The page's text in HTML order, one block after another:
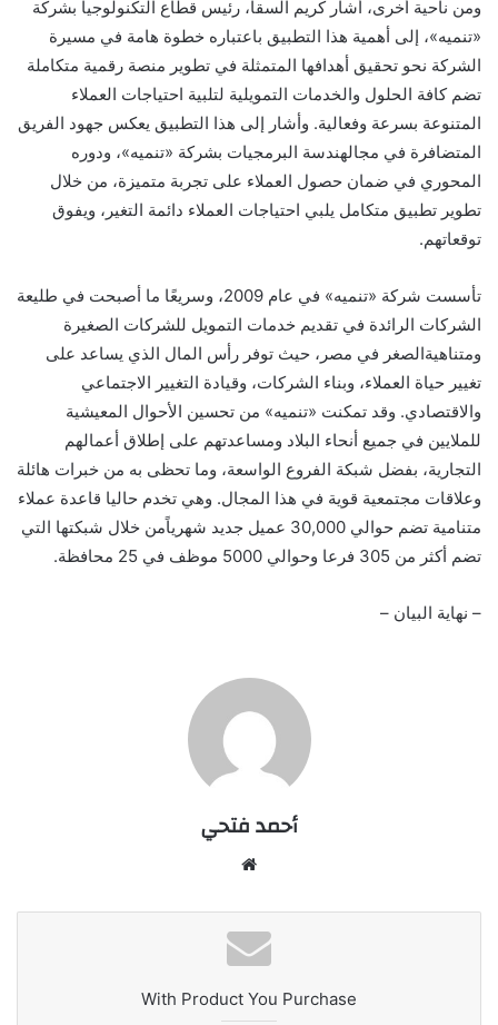
ومن ناحية أخرى، أشار كريم السقا، رئيس قطاع التكنولوجيا بشركة
«تنميه»، إلى أهمية هذا التطبيق باعتباره خطوة هامة في مسيرة
الشركة نحو تحقيق أهدافها المتمثلة في تطوير منصة رقمية متكاملة
تضم كافة الحلول والخدمات التمويلية لتلبية احتياجات العملاء
المتنوعة بسرعة وفعالية. وأشار إلى هذا التطبيق يعكس جهود الفريق
المتضافرة في مجالهندسة البرمجيات بشركة «تنميه»، ودور ه
المحوري في ضمان حصول العملاء على تجربة متميزة، من خلال
تطوير تطبيق متكامل يلبي احتياجات العملاء دائمة التغير ، ويفوق
توقعاتهم.
تأسست شركة «تنميه» في عام 2009، وسريعًا ما أصبحت في طليعة
الشركات الرائدة في تقديم خدمات التمويل للشركات الصغيرة
ومتناهيةالصغر في مصر، حيث توفر رأس المال الذي يساعد على
تغيير حياة العملاء، وبناء الشركات، وقيادة التغيير الاجتماعي
والاقتصادي. وقد تمكنت «تنميه» من تحسين الأحوال المعيشية
للملايين في جميع أنحاء البلاد ومساعدتهم على إطلاق أعمالهم
التجارية، بفضل شبكة الفروع الواسعة، وما تحظى به من خبرات هائلة
وعلاقات مجتمعية قوية في هذا المجال. وهي تخدم حاليا قاعدة عملاء
متنامية تضم حوالي 30,000
عميل جديد شهريامن خلال شبكتها التي
تضم أكثر من 305 فرعا وحوالي 5000 موظف في 25 محافظة.
– نهاية البيان –
أحمد فتحي
With Product You Purchase